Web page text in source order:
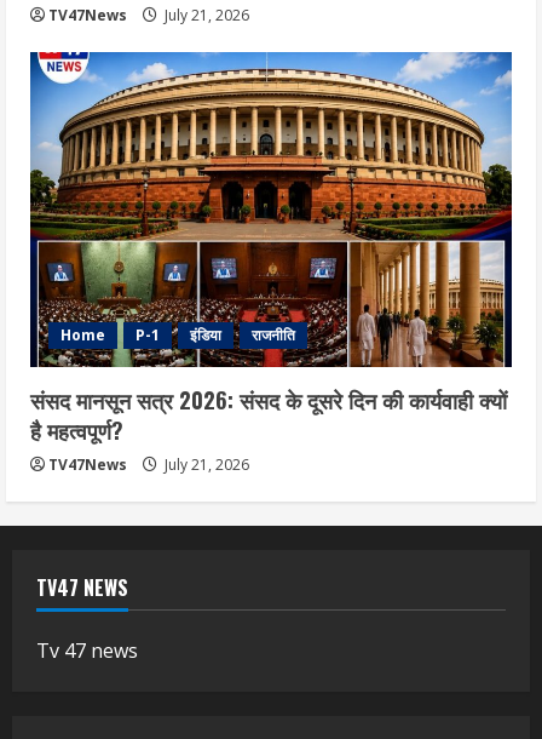
TV47News July 21, 2026
Home P-1 इंडिया राजनीति
संसद मानसून सत्र 2026: संसद के दूसरे दिन की कार्यवाही क्यों
है महत्वपूर्ण?
TV47News July 21, 2026
TV47 NEWS
Tv 47 news